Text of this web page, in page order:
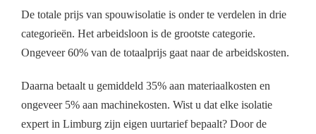
De totale prijs van spouwisolatie is onder te verdelen in drie
categorieën. Het arbeidsloon is de grootste categorie.
Ongeveer 60% van de totaalprijs gaat naar de arbeidskosten.
Daarna betaalt u gemiddeld 35% aan materiaalkosten en
ongeveer 5% aan machinekosten. Wist u dat elke isolatie
expert in Limburg zijn eigen uurtarief bepaalt? Door de